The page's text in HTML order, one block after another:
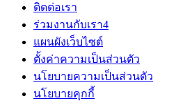
ติดต่อเรา
ร่วมงานกับเรา4
แผนผังเว็บไซต์
ตั้งค่าความเป็นส่วนตัว
นโยบายความเป็นส่วนตัว
นโยบายคุกกี้